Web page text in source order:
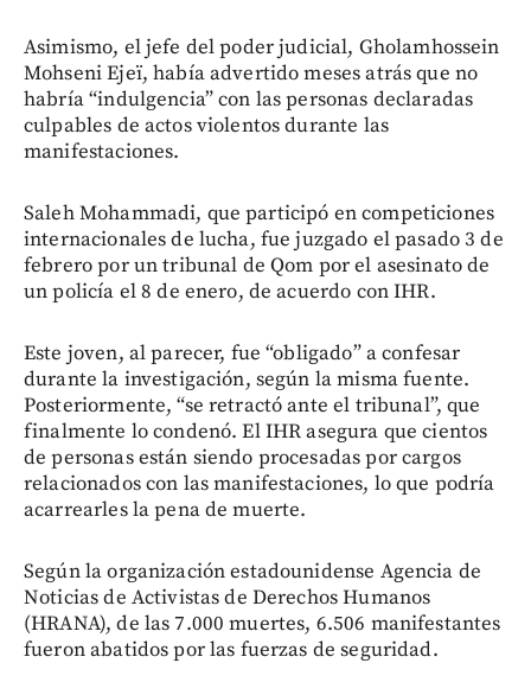
Asimismo, el jefe del poder judicial, Gholamhossein
Mohseni Ejeï, había advertido meses atrás que no
habría “indulgencia” con las personas declaradas
culpables de actos violentos durante las
manifestaciones.
Saleh Mohammadi, que participó en competiciones
internacionales de lucha, fue juzgado el pasado 3 de
febrero por un tribunal de Qom por el asesinato de
un policía el 8 de enero, de acuerdo con IHR.
Este joven, al parecer, fue “obligado” a confesar
durante la investigación, según la misma fuente.
Posteriormente, “se retractó ante el tribunal”, que
finalmente lo condenó. El IHR asegura que cientos
de personas están siendo procesadas por cargos
relacionados con las manifestaciones, lo que podría
acarrearles la pena de muerte.
Según la organización estadounidense Agencia de
Noticias de Activistas de Derechos Humanos
(HRANA), de las 7.000 muertes, 6.506 manifestantes
fueron abatidos por las fuerzas de seguridad.